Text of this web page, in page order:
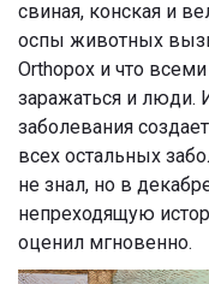
свиная, конская и
оспы животных
Orthopox и что
заражаться и
заболевания
всех остальных
не знал, но в
непреходящую
оценил мгновенно.